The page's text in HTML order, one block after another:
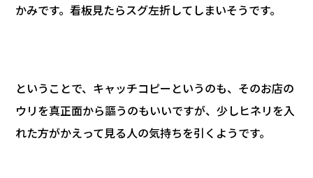
かみです。看板見たらスグ左折してしまいそうです。
ということで、キャッチコピーというのも、そのお店の
ウリを真正面から謳うのもいいですが、少しヒネリを入
れた方がかえって見る人の気持ちを引くようです。